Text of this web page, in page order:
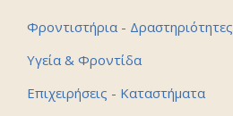
Φροντιστήρια - Δραστηριότητες
Υγεία & Φροντίδα
Επιχειρήσεις - Καταστήματα